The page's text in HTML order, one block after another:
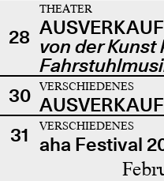
28
THEATER
von der Kunst
30
VERSCHIEDENES
31
VERSCHIEDENES
aha Festival